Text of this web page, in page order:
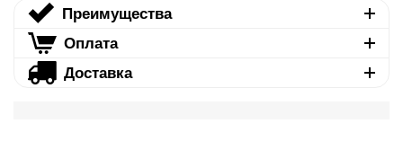
Преимущества
Оплата
Доставка